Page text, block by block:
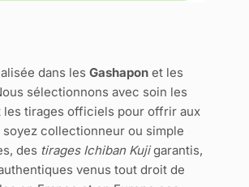
dans les Gashaponet les
sélectionnons avec soin les
les tirages officiels pour offrir aux
collectionneur ou simple
des tirages Ichiban Kujigarantis,
venus tout droit de